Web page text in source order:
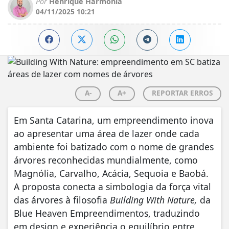
04/11/2025 10:21
A- A+ REPORTAR ERROS
Em Santa Catarina, um empreendimento inova
ao apresentar uma área de lazer onde cada
ambiente foi batizado com o nome de grandes
árvores reconhecidas mundialmente, como
Magnólia, Carvalho, Acácia, Sequoia e Baobá.
A proposta conecta a simbologia da força vital
das árvores à filosofia Building With Nature, da
Blue Heaven Empreendimentos, traduzindo
em design e experiência o equilíbrio entre